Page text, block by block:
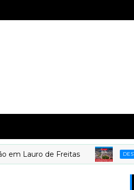
Lauro de Freitas DESTAQUE